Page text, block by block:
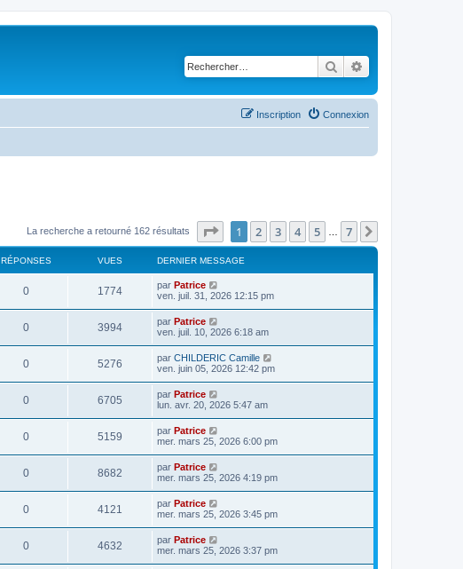
Rechercher
Connexion
Inscription
La recherche a retourné 162 résultats Page sur7
1 2 3 4 5 7
RÉPONSES VUES DERNIER MESSAGE
0 1774 par Patrice
ven. juil. 31, 2026 12:15 pm
0 3994 par Patrice
ven. juil. 10, 2026 6:18 am
0 5276 par CHILDERIC Camille
ven. juin 05, 2026 12:42 pm
0 6705 par Patrice
lun. avr. 20, 2026 5:47 am
0 5159 par Patrice
mer. mars 25, 2026 6:00 pm
0 8682 par Patrice
mer. mars 25, 2026 4:19 pm
0 4121 par Patrice
mer. mars 25, 2026 3:45 pm
0 4632 par Patrice
mer. mars 25, 2026 3:37 pm